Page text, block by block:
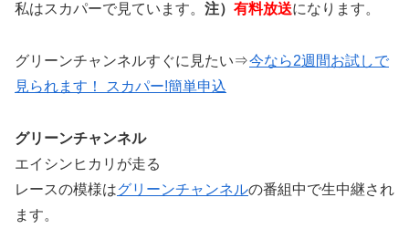
私はスカパーで見ています。 注） 有料放送になります。
グリーンチャンネルすぐに見たい⇒今なら2週間お試しで
見られます！ スカパー!簡単申込
グリーンチャンネル
エイシンヒカリが走る
レースの模様はグリーンチャンネルの番組中で生中継され
ます。